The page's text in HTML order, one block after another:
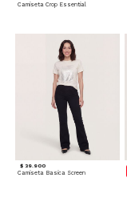
Camiseta Crop Essential
$ 39.900
Camiseta Basica Screen